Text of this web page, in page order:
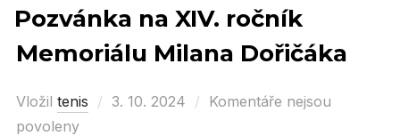
Pozvánka na XIV. ročník
Memoriálu Milana Dořičáka
Vložil tenis
Posted
3. 10. 2024
Komentáře nejsou
povoleny